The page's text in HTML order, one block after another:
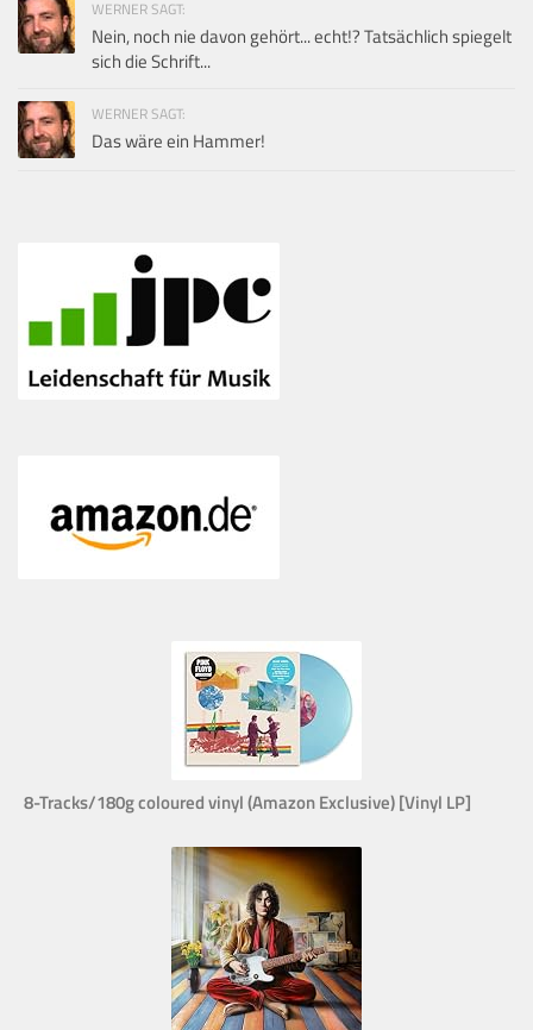
WERNER SAGT:
Nein, noch nie davon gehört... echt!? Tatsächlich spiegelt
sich die Schrift...
WERNER SAGT:
Das wäre ein Hammer!
8-Tracks/180g coloured vinyl (Amazon Exclusive) [Vinyl LP]